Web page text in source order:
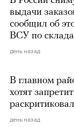
выдачи
сообщил об
ВСУ по
день назад
В главном
хотят
день назад